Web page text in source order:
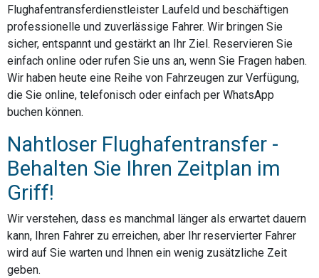
Flughafentransferdienstleister Laufeld und beschäftigen
professionelle und zuverlässige Fahrer. Wir bringen Sie
sicher, entspannt und gestärkt an Ihr Ziel. Reservieren Sie
einfach online oder rufen Sie uns an, wenn Sie Fragen haben.
Wir haben heute eine Reihe von Fahrzeugen zur Verfügung,
die Sie online, telefonisch oder einfach per WhatsApp
buchen können.
Nahtloser Flughafentransfer -
Behalten Sie Ihren Zeitplan im
Griff!
Wir verstehen, dass es manchmal länger als erwartet dauern
kann, Ihren Fahrer zu erreichen, aber Ihr reservierter Fahrer
wird auf Sie warten und Ihnen ein wenig zusätzliche Zeit
geben.